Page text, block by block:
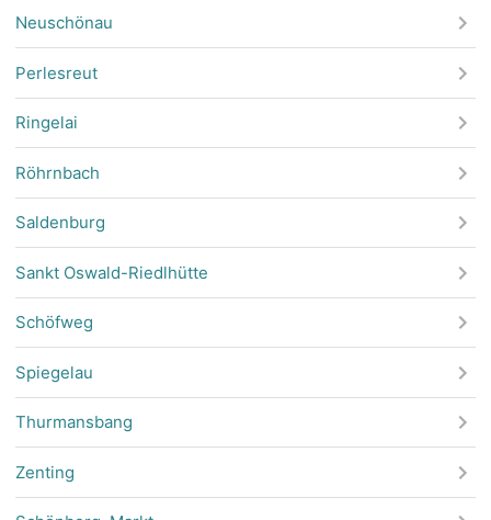
Neuschönau
Perlesreut
Ringelai
Röhrnbach
Saldenburg
Sankt Oswald-Riedlhütte
Schöfweg
Spiegelau
Thurmansbang
Zenting